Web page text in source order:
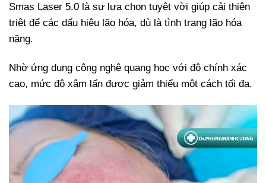
Smas Laser 5.0 là sự lựa chọn tuyệt vời giúp cải thiện
triệt để các dấu hiệu lão hóa, dù là tình trạng lão hóa
nặng.
Nhờ ứng dụng công nghệ quang học với độ chính xác
cao, mức độ xâm lấn được giảm thiểu một cách tối đa.